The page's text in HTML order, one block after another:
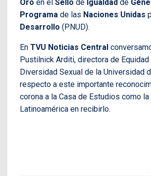
Oro en el Sello de Igualdad de
Programa de las Naciones Unidas
Desarrollo (PNUD).
En TVU Noticias Central
Pustilnick Arditi, directora de Equidad
Diversidad Sexual de la Universidad
respecto a este importante
corona a la Casa de Estudios como la
Latinoamérica en recibirlo.